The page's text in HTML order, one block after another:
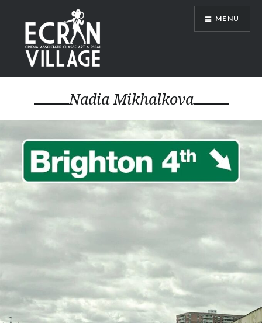
contenu
principal
ÉCRAN VILLAGE
MENU
Nadia Mikhalkova